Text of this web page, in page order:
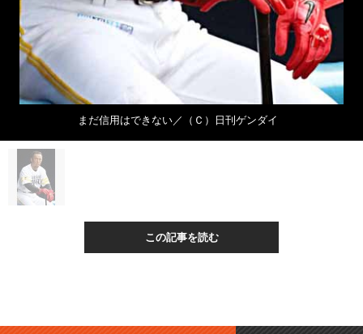
まだ信用はできない／（Ｃ）日刊ゲンダイ
この記事を読む